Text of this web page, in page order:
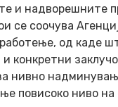
и надворешните
се соочува
од каде
и конкретни
нивно
повисоко ниво